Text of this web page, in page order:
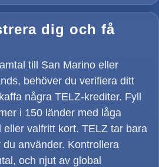
dig och få
till San Marino eller
behöver du verifiera ditt
några TELZ-krediter. Fyll
i 150 länder med låga
valfritt kort. TELZ tar bara
använder. Kontrollera
och njut av global